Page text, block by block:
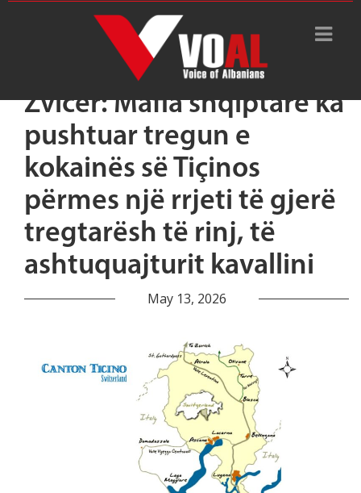
Zvicër: Mafia shqiptare ka
pushtuar tregun e
kokainës së Tiçinos
përmes një rrjeti të gjerë
tregtarësh të rinj, të
ashtuquajturit kavallini
May 13, 2026